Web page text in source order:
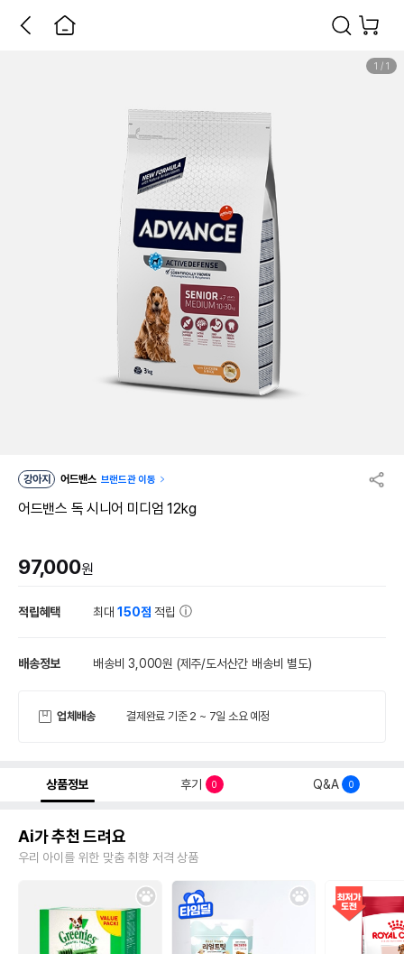
1 / 1
강아지 어드밴스 브랜드관 이동
어드밴스 독 시니어 미디엄 12kg
97,000원
적립혜택 최대150점 적립
배송정보 배송비 3,000원 (제주/도서산간 배송비 별도)
업체배송 결제완료 기준 2 ~ 7일 소요 예정
상품정보 후기 0 Q&A 0
Ai가 추천 드려요
우리 아이를 위한 맞춤 취향 저격 상품